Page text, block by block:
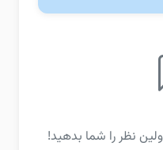
نظر را شما بدهید!